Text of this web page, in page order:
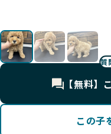
質
【無料】
この子